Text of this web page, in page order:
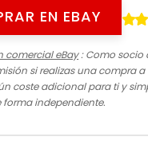
EN EBAY
comercial eBay: Como socio
si realizas una compra a
coste adicional para ti y
forma independiente.